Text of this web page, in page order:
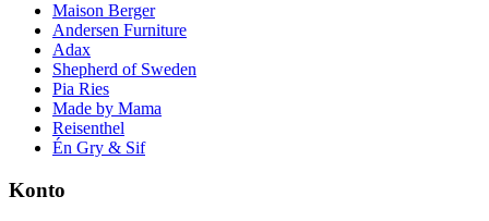
Maison Berger
Andersen Furniture
Adax
Shepherd of Sweden
Pia Ries
Made by Mama
Reisenthel
Én Gry & Sif
Konto